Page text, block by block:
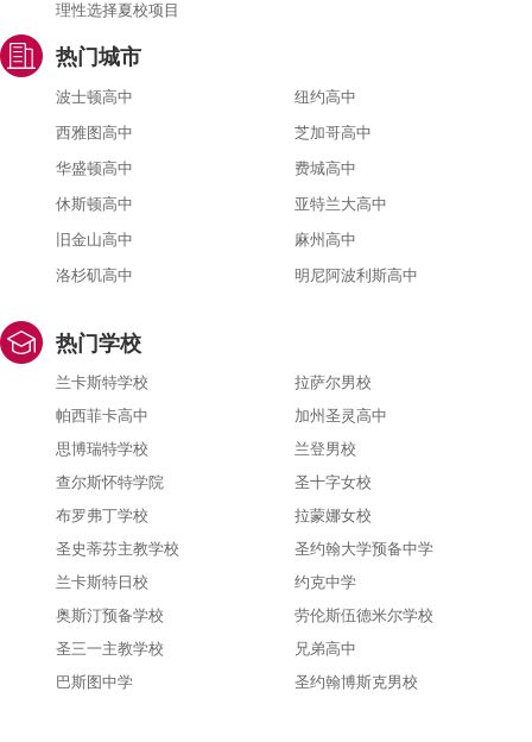
理性选择夏校项目
热门城市
波士顿高中
纽约高中
西雅图高中
芝加哥高中
华盛顿高中
费城高中
休斯顿高中
亚特兰大高中
旧金山高中
麻州高中
洛杉矶高中
明尼阿波利斯高中
热门学校
兰卡斯特学校
拉萨尔男校
帕西菲卡高中
加州圣灵高中
思博瑞特学校
兰登男校
查尔斯怀特学院
圣十字女校
布罗弗丁学校
拉蒙娜女校
圣史蒂芬主教学校
圣约翰大学预备中学
兰卡斯特日校
约克中学
奥斯汀预备学校
劳伦斯伍德米尔学校
圣三一主教学校
兄弟高中
巴斯图中学
圣约翰博斯克男校